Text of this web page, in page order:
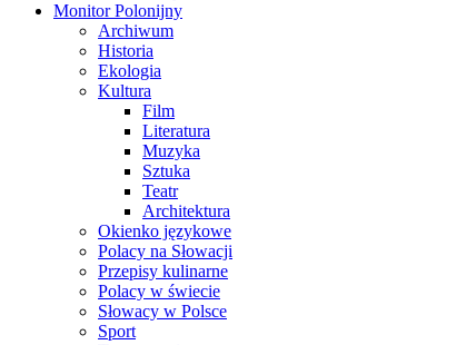
Monitor Polonijny
Archiwum
Historia
Ekologia
Kultura
Film
Literatura
Muzyka
Sztuka
Teatr
Architektura
Okienko językowe
Polacy na Słowacji
Przepisy kulinarne
Polacy w świecie
Słowacy w Polsce
Sport